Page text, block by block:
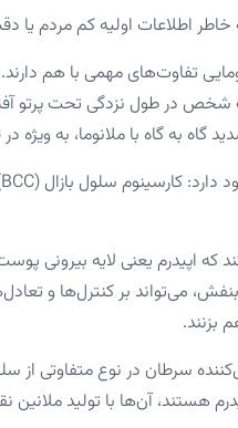
اطلاعات اولیه کم مردم
شخص در طول نزدگی تحت پرتو
به گاه با ملانوما، به ویژه در
اپیدرم یعنی لایه بیرونی
می‌تواند بر کنترل‌ها و
بزنند.
سرطان در نوع متفاوتی
هستند، آن‌ها با تولید